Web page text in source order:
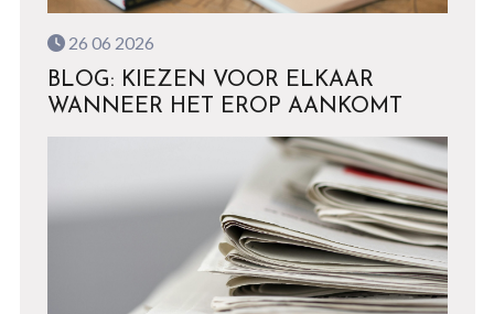
26 06 2026
BLOG: KIEZEN VOOR ELKAAR
WANNEER HET EROP AANKOMT